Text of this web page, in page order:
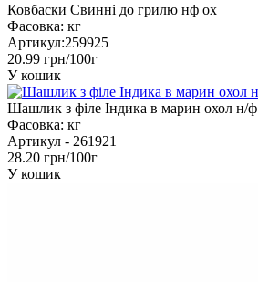
Ковбаски Свинні до грилю нф ох
Фасовка: кг
Артикул:259925
20.99 грн/100г
У кошик
Шашлик з філе Індика в марин охол н/ф
Фасовка: кг
Артикул - 261921
28.20 грн/100г
У кошик